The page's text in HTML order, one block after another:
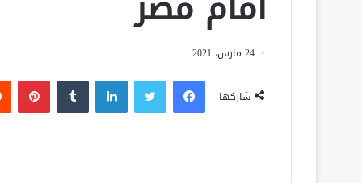
24 مارس، 2021
شاركها
فيسبوك لينكدإن بينتيريست